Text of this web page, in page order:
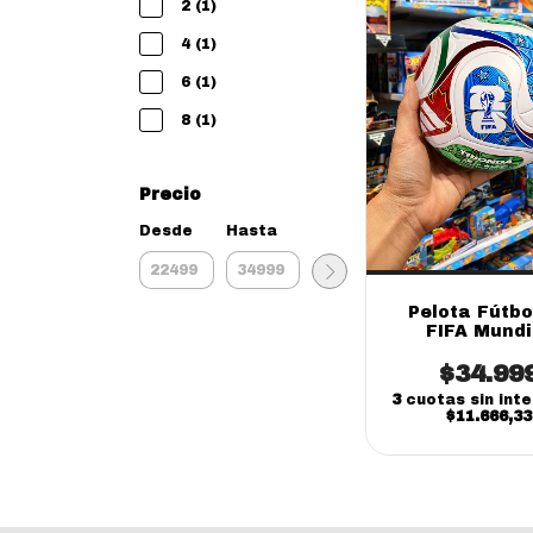
2 (1)
4 (1)
6 (1)
8 (1)
Precio
Desde Hasta
Pelota
FIFA
Adultos
3 cuotas sin
$11.666,33